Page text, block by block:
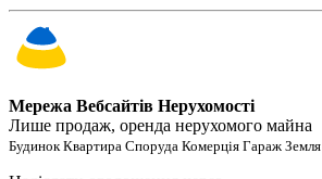
Мережа Вебсайтів Нерухомості
Лише продаж, оренда нерухомого майна
Будинок Квартира Споруда Комерція Гараж Земля